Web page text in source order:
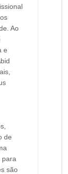
Ao
e
de
para
são